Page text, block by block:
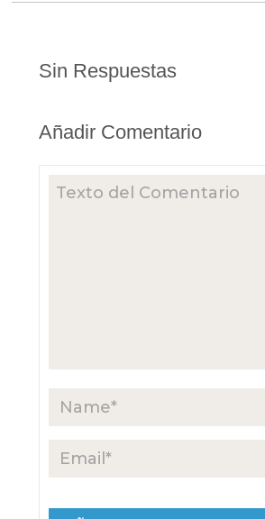
Sin Respuestas
Añadir Comentario